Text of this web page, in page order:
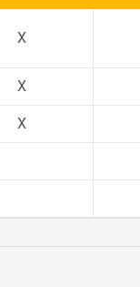
X
X
X